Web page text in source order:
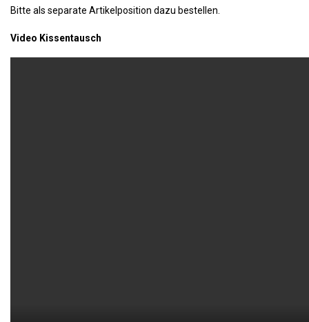
Bitte als separate Artikelposition dazu bestellen.
Video Kissentausch